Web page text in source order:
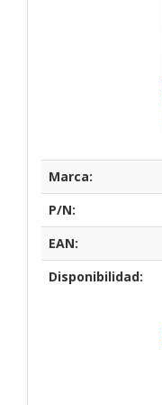
Marca:
P/N:
EAN:
Disponibilidad: